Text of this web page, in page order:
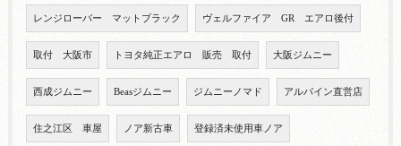
レンジローバー マットブラック ヴェルファイア GR エアロ後付
取付 大阪市 トヨタ純正エアロ 販売 取付 大阪ジムニー
西成ジムニー Beasジムニー ジムニーノマド アルパイン直営店
住之江区 車屋 ノア新古車 登録済未使用車ノア